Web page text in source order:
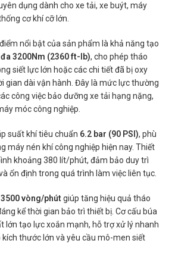
dụng dành cho xe tải, xe buýt, máy
cơ khí cỡ lớn.
nổi bật của sản phẩm là khả năng tạo
3200Nm (2360 ft-lb), cho phép tháo
siết lực lớn hoặc các chi tiết đã bị oxy
gian dài vận hành. Đây là mức lực thường
công việc bảo dưỡng xe tải hạng nặng,
móc công nghiệp.
suất khí tiêu chuẩn 6.2 bar (90 PSI), phù
máy nén khí công nghiệp hiện nay. Thiết
khoảng 380 lít/phút, đảm bảo duy trì
ổn định trong quá trình làm việc liên tục.
3500 vòng/phút giúp tăng hiệu quả tháo
kể thời gian bảo trì thiết bị. Cơ cấu búa
lớn tạo lực xoắn mạnh, hỗ trợ xử lý nhanh
kích thước lớn và yêu cầu mô-men siết